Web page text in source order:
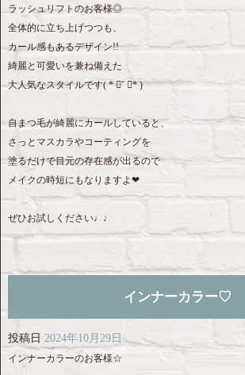
ラッシュリフトのお客様◎
全体的に立ち上げつつも、
カール感もあるデザイン!!
綺麗と可愛いを兼ね備えた
大人気なスタイルです( * ॑˘ ॑* )
自まつ毛が綺麗にカールしていると、
さっとマスカラやコーティングを
塗るだけで目元の存在感が出るので
メイクの時短にもなりますよ❤︎
ぜひお試しください♩♩
インナーカラー♡
投稿日 2024年10月29日
インナーカラーのお客様☆